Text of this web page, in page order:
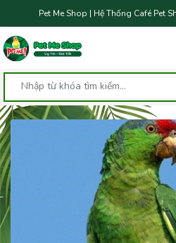
Pet Me Shop | Hệ Thống Café Pet